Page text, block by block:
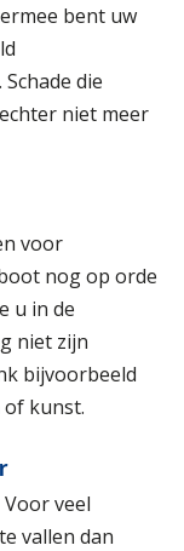
bent uw
die
niet meer
voor
nog op orde
u in de
niet zijn
bijvoorbeeld
kunst.
veel
vallen dan